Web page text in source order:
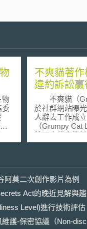
委
for
代
展
其
不爽貓著
違約訴訟
不爽貓（
於社群網站曝
人辭去工作成
（Grumpy Cat
營不爽貓事業
週邊產品，以
售以「Grumpy
為名且印有不
項。然而在
現該圖像進而
上，已超出原
對「手榴彈飲
阿莫二次創作影片為例
Act的晚近見解與
Level)進行技術評估
護-保密協議（Non-